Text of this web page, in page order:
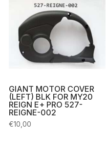
GIANT MOTOR COVER
(LEFT) BLK FOR MY20
REIGN E+ PRO 527-
REIGNE-002
€10,00